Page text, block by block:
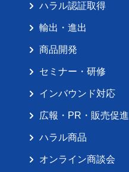
ハラル認証取得
輸出・進出
商品開発
セミナー・研修
インバウンド対応
広報・PR・販売促進
ハラル商品
オンライン商談会